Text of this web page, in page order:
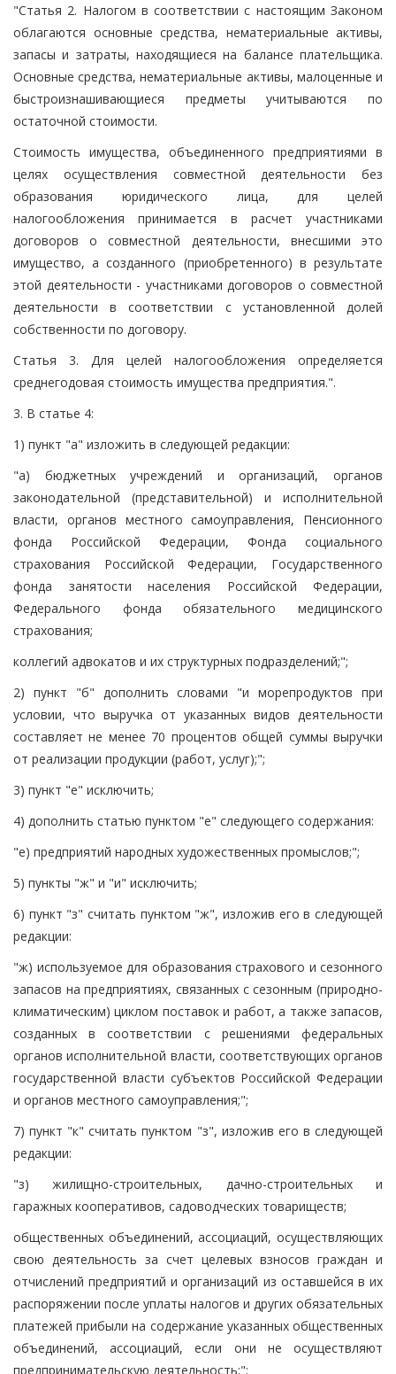
"Статья 2. Налогом в соответствии с настоящим Законом
облагаются основные средства, нематериальные активы,
запасы и затраты, находящиеся на балансе плательщика.
Основные средства, нематериальные активы, малоценные и
быстроизнашивающиеся предметы учитываются по
остаточной стоимости.
Стоимость имущества, объединенного предприятиями в
целях осуществления совместной деятельности без
образования юридического лица, для целей
налогообложения принимается в расчет участниками
договоров о совместной деятельности, внесшими это
имущество, а созданного (приобретенного) в результате
этой деятельности - участниками договоров о совместной
деятельности в соответствии с установленной долей
собственности по договору.
Статья 3. Для целей налогообложения определяется
среднегодовая стоимость имущества предприятия.".
3. В статье 4:
1) пункт "а" изложить в следующей редакции:
"а) бюджетных учреждений и организаций, органов
законодательной (представительной) и исполнительной
власти, органов местного самоуправления, Пенсионного
фонда Российской Федерации, Фонда социального
страхования Российской Федерации, Государственного
фонда занятости населения Российской Федерации,
Федерального фонда обязательного медицинского
страхования;
коллегий адвокатов и их структурных подразделений;";
2) пункт "б" дополнить словами "и морепродуктов при
условии, что выручка от указанных видов деятельности
составляет не менее 70 процентов общей суммы выручки
от реализации продукции (работ, услуг);";
3) пункт "е" исключить;
4) дополнить статью пунктом "е" следующего содержания:
"е) предприятий народных художественных промыслов;";
5) пункты "ж" и "и" исключить;
6) пункт "з" считать пунктом "ж", изложив его в следующей
редакции:
"ж) используемое для образования страхового и сезонного
запасов на предприятиях, связанных с сезонным (природно-
климатическим) циклом поставок и работ, а также запасов,
созданных в соответствии с решениями федеральных
органов исполнительной власти, соответствующих органов
государственной власти субъектов Российской Федерации
и органов местного самоуправления;";
7) пункт "к" считать пунктом "з", изложив его в следующей
редакции:
"з) жилищно-строительных, дачно-строительных и
гаражных кооперативов, садоводческих товариществ;
общественных объединений, ассоциаций, осуществляющих
свою деятельность за счет целевых взносов граждан и
отчислений предприятий и организаций из оставшейся в их
распоряжении после уплаты налогов и других обязательных
платежей прибыли на содержание указанных общественных
объединений, ассоциаций, если они не осуществляют
предпринимательскую деятельность;";